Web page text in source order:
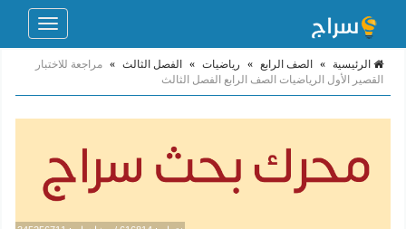
Toggle
الرئيسية » الصف الرابع » رياضيات » الفصل الثالث » مراجعة للاختبار
القصير الأول الرياضيات الصف الرابع الفصل الثالث